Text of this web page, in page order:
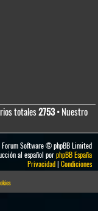
totales2753• Nuestro
Software © phpBB Limited
al español porphpBB España
Privacidad| Condiciones